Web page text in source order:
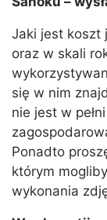
Jaki jest koszt
oraz w skali
się w nim
nie jest w
Ponadto
którym
wykonania